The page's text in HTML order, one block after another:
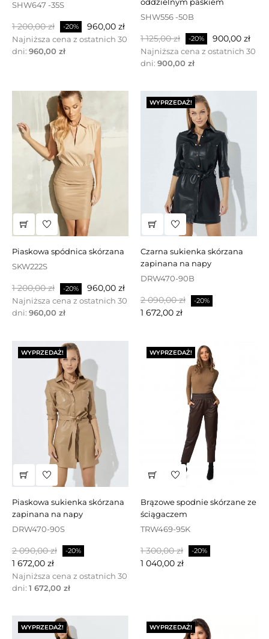
SHW647 -35S
Cena
podstawowa
1 200,00 zł -20% Cena
960,00 zł
Najniższa cena z ostatnich 30
dni: 960,00 zł
SHW556 -50B
Cena
podstawowa
1 125,00 zł -20% Cena
900,00 zł
Najniższa cena z ostatnich 30
dni: 900,00 zł
piaskowa spódnica skórzana
SKW222S
Cena
podstawowa
1 200,00 zł -20% Cena
960,00 zł
Najniższa cena z ostatnich 30
dni: 960,00 zł
WYPRZEDAŻ!
czarna sukienka skórzana
zapinana na napy
DRW470-90B
Cena
podstawowa
2 090,00 zł -20%
1 672,00 zł
WYPRZEDAŻ!
piaskowa sukienka skórzana
zapinana na napy
DRW470-90S
Cena
podstawowa
2 090,00 zł -20%
1 672,00 zł
Najniższa cena z ostatnich 30
dni: 1 672,00 zł
WYPRZEDAŻ!
brązowe spodnie skórzane ze
ściągaczem
TRW469-95K
Cena
podstawowa
1 300,00 zł -20%
1 040,00 zł
WYPRZEDAŻ! WYPRZEDAŻ!